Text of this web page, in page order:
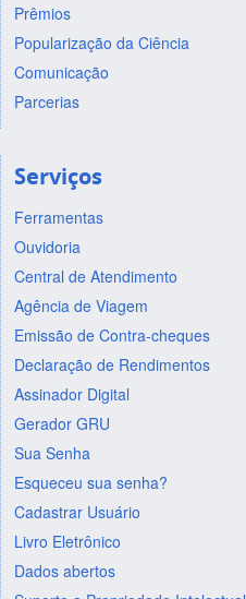
Prêmios
Popularização da Ciência
Comunicação
Parcerias
Serviços
Ferramentas
Ouvidoria
Central de Atendimento
Agência de Viagem
Emissão de Contra-cheques
Declaração de Rendimentos
Assinador Digital
Gerador GRU
Sua Senha
Esqueceu sua senha?
Cadastrar Usuário
Livro Eletrônico
Dados abertos